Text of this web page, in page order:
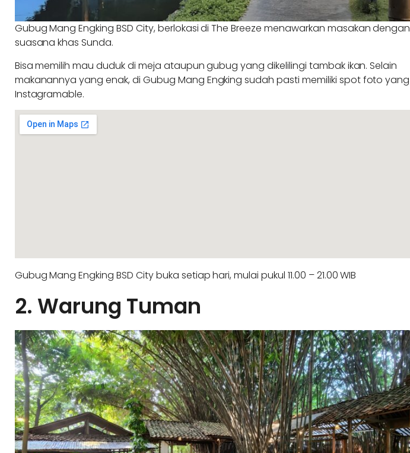
Gubug Mang Engking BSD City, berlokasi di The Breeze menawarkan masakan dengan
suasana khas Sunda.
Bisa memilih mau duduk di meja ataupun gubug yang dikelilingi tambak ikan. Selain
makanannya yang enak, di Gubug Mang Engking sudah pasti memiliki spot foto yang
Instagramable.
Gubug Mang Engking BSD City buka setiap hari, mulai pukul 11.00 – 21.00 WIB
2. Warung Tuman